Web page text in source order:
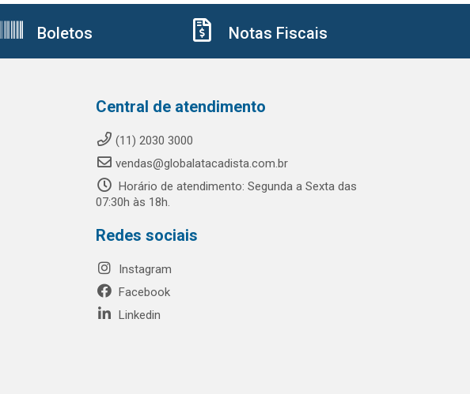
Boletos Notas Fiscais
Central de atendimento
(11) 2030 3000
vendas@globalatacadista.com.br
Horário de atendimento: Segunda a Sexta das
07:30h às 18h.
Redes sociais
Instagram
Facebook
Linkedin